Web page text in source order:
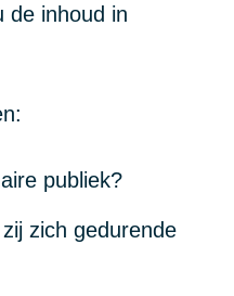
de inhoud in
publiek?
zich gedurende